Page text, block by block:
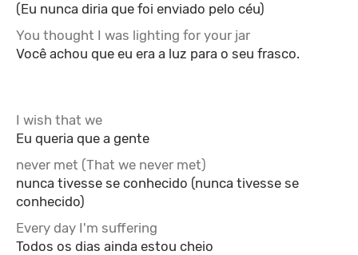
(Eu nunca diria que foi enviado pelo céu)
Você achou que eu era a luz para o seu frasco.
Eu queria que a gente
nunca tivesse se conhecido (nunca tivesse se
conhecido)
Todos os dias ainda estou cheio
You thought I was lighting for your jar
I wish that we
never met (That we never met)
Every day I'm suffering